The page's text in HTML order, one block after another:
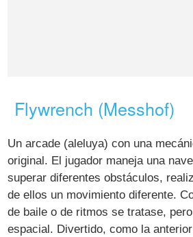
Flywrench (Messhof)
Un arcade (aleluya) con una
original. El jugador maneja una
superar diferentes obstáculos,
de ellos un movimiento diferente.
de baile o de ritmos se tratase,
espacial. Divertido, como la